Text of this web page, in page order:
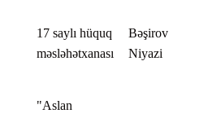
17 saylı hüquq
məsləhətxanası
Bəşirov
Niyazi
"Aslan